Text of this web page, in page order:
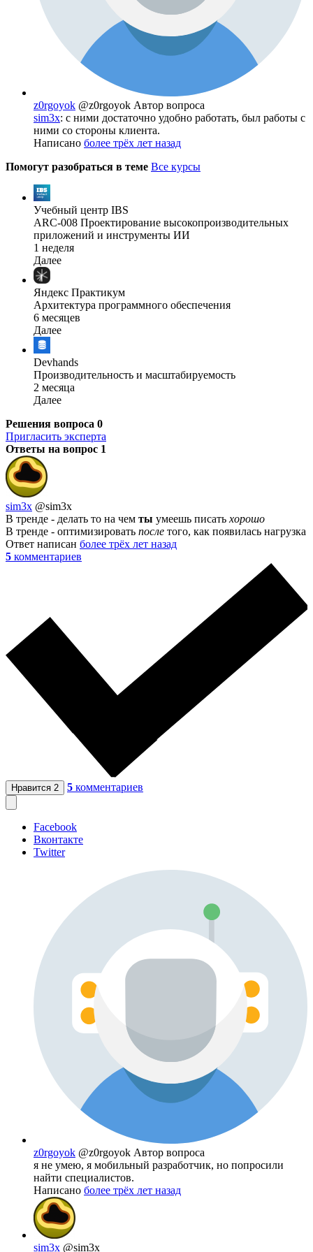
z0rgoyok @z0rgoyok Автор вопроса
sim3x: с ними достаточно удобно работать, был работы с
ними со стороны клиента.
Написано более трёх лет назад
Помогут разобраться в теме Все курсы
Учебный центр IBS
ARC-008 Проектирование высокопроизводительных
приложений и инструменты ИИ
1 неделя
Далее
Яндекс Практикум
Архитектура программного обеспечения
6 месяцев
Далее
Devhands
Производительность и масштабируемость
2 месяца
Далее
Решения вопроса 0
Пригласить эксперта
Ответы на вопрос 1
sim3x @sim3x
В тренде - делать то на чем ты умеешь писать хорошо
В тренде - оптимизировать после того, как появилась нагрузка
Ответ написан более трёх лет назад
5 комментариев
Нравится 2 5 комментариев
Facebook
Вконтакте
Twitter
z0rgoyok @z0rgoyok Автор вопроса
я не умею, я мобильный разработчик, но попросили
найти специалистов.
Написано более трёх лет назад
sim3x @sim3x